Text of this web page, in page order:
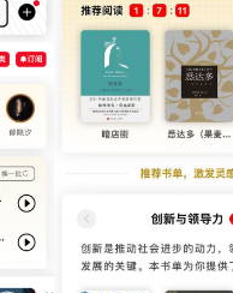
看似最弱，却是整
好，你才能看见它落
了如指掌；它是最弱
向狼群学“团队协